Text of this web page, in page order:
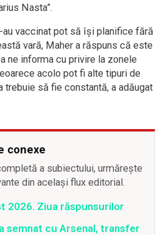
Nasta”.
vaccinat pot să își planifice fără
vară, Maher a răspuns că este
ne informa cu privire la zonele
acolo pot fi alte tipuri de
trebuie să fie constantă, a adăugat
conexe
a subiectului, urmărește
din același flux editorial.
2026. Ziua răspunsurilor
semnat cu Arsenal, transfer